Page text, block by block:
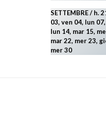
SETTEMBRE / h.
03, ven 04, lun
lun 14, mar 15,
mar 22, mer 23,
mer 30